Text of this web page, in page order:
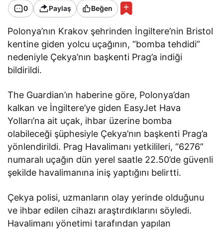
0 Paylaş Beğen
Polonya’nın Krakov şehrinden İngiltere’nin Bristol
kentine giden yolcu uçağının, “bomba tehdidi”
nedeniyle Çekya’nın başkenti Prag’a indiği
bildirildi.
The Guardian’ın haberine göre, Polonya’dan
kalkan ve İngiltere’ye giden EasyJet Hava
Yolları’na ait uçak, ihbar üzerine bomba
olabileceği şüphesiyle Çekya’nın başkenti Prag’a
yönlendirildi. Prag Havalimanı yetkilileri, “6276”
numaralı uçağın dün yerel saatle 22.50’de güvenli
şekilde havalimanına iniş yaptığını belirtti.
Çekya polisi, uzmanların olay yerinde olduğunu
ve ihbar edilen cihazı araştırdıklarını söyledi.
Havalimanı yönetimi tarafından yapılan